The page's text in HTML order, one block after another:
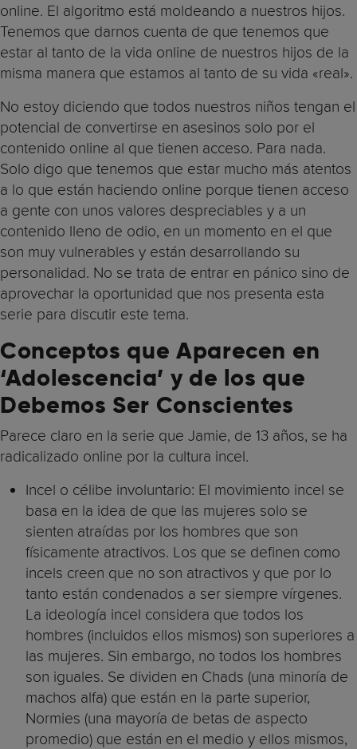
online. El algoritmo está moldeando a nuestros hijos.
Tenemos que darnos cuenta de que tenemos que
estar al tanto de la vida online de nuestros hijos de la
misma manera que estamos al tanto de su vida «real».
No estoy diciendo que todos nuestros niños tengan el
potencial de convertirse en asesinos solo por el
contenido online al que tienen acceso. Para nada.
Solo digo que tenemos que estar mucho más atentos
a lo que están haciendo online porque tienen acceso
a gente con unos valores despreciables y a un
contenido lleno de odio, en un momento en el que
son muy vulnerables y están desarrollando su
personalidad. No se trata de entrar en pánico sino de
aprovechar la oportunidad que nos presenta esta
serie para discutir este tema.
Conceptos que Aparecen en
‘Adolescencia’ y de los que
Debemos Ser Conscientes
Parece claro en la serie que Jamie, de 13 años, se ha
radicalizado online por la cultura incel.
Incel o célibe involuntario: El movimiento incel se
basa en la idea de que las mujeres solo se
sienten atraídas por los hombres que son
físicamente atractivos. Los que se definen como
incels creen que no son atractivos y que por lo
tanto están condenados a ser siempre vírgenes.
La ideología incel considera que todos los
hombres (incluidos ellos mismos) son superiores a
las mujeres. Sin embargo, no todos los hombres
son iguales. Se dividen en Chads (una minoría de
machos alfa) que están en la parte superior,
Normies (una mayoría de betas de aspecto
promedio) que están en el medio y ellos mismos,